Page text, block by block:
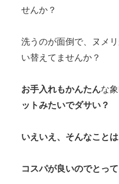
せんか？
洗うのが面倒で、ヌメ
い替えてませんか？
お手入れもかんたんな
ットみたいでダサい？
いえいえ、そんなこと
コスパが良いのでとっ